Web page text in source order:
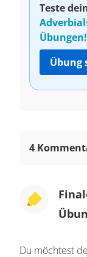
Teste
Übungen!
Übung
4
Du möchtest